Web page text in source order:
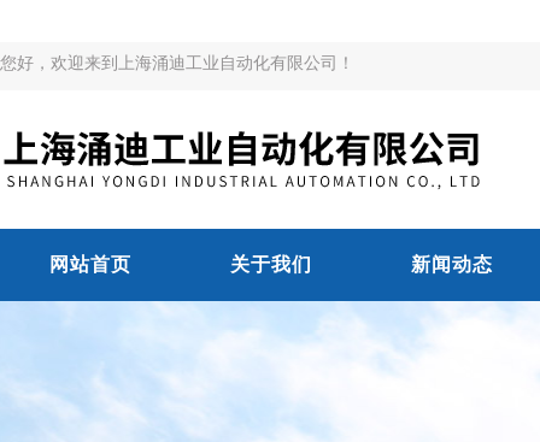
您好，欢迎来到上海涌迪工业自动化有限公司！
网站首页 关于我们 新闻动态